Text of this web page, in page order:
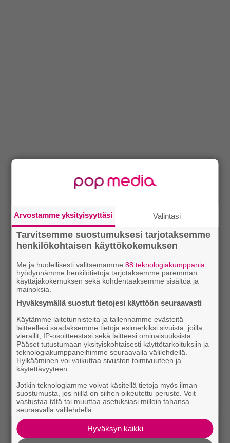
Arvostamme yksityisyyttäsi Valintasi
Tarvitsemme suostumuksesi tarjotaksemme
henkilökohtaisen käyttökokemuksen
Me ja huolellisesti valitsemamme88 teknologiakumppania
hyödynnämme henkilötietoja tarjotaksemme paremman
käyttäjäkokemuksen sekä kohdentaaksemme sisältöä ja
mainoksia.
Hyväksymällä suostut tietojesi käyttöön seuraavasti
Käytämme laitetunnisteita ja tallennamme evästeitä
laitteellesi saadaksemme tietoja esimerkiksi sivuista, joilla
vierailit, IP-osoitteestasi sekä laitteesi ominaisuuksista.
Pääset tutustumaan yksityiskohtaisesti käyttötarkoituksiin ja
teknologiakumppaneihimme seuraavalla välilehdellä.
Hylkääminen voi vaikuttaa sivuston toimivuuteen ja
käytettävyyteen.
Jotkin teknologiamme voivat käsitellä tietoja myös ilman
suostumusta, jos niillä on siihen oikeutettu peruste. Voit
vastustaa tätä tai muuttaa asetuksiasi milloin tahansa
seuraavalla välilehdellä.
Hyväksyn kaikki